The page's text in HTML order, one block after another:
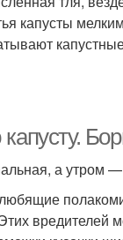
капусты
а утром
вредителей